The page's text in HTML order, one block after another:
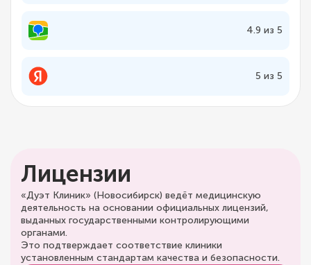
4.9 из 5
5 из 5
Лицензии
«Дуэт Клиник» (Новосибирск) ведёт медицинскую
деятельность на основании официальных лицензий,
выданных государственными контролирующими
органами.
Это подтверждает соответствие клиники
установленным стандартам качества и безопасности.